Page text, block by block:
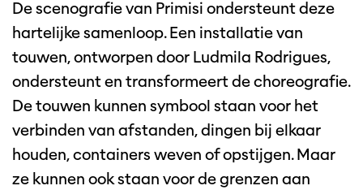
De scenografie van Primisi ondersteunt deze
hartelijke samenloop. Een installatie van
touwen, ontworpen door Ludmila Rodrigues,
ondersteunt en transformeert de choreografie.
De touwen kunnen symbool staan voor het
verbinden van afstanden, dingen bij elkaar
houden, containers weven of opstijgen. Maar
ze kunnen ook staan voor de grenzen aan